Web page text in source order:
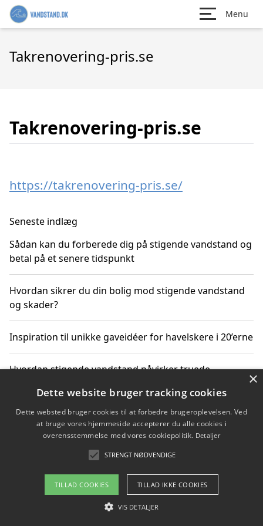
Menu
Takrenovering-pris.se
Takrenovering-pris.se
https://takrenovering-pris.se/
Seneste indlæg
Sådan kan du forberede dig på stigende vandstand og
betal på et senere tidspunkt
Hvordan sikrer du din bolig mod stigende vandstand
og skader?
Inspiration til unikke gaveidéer for havelskere i 20’erne
Hvordan stigende vandstand påvirker truede
Sådan vælger du de bedste vandrerygsække til
vandreture i Danmark
Copyright 2026 - Pilanto Aps
Om / kontakt
×
Dette website bruger tracking cookies
Dette websted bruger cookies til at forbedre brugeroplevelsen. Ved
at bruge vores hjemmeside accepterer du alle cookies i
overensstemmelse med vores cookiepolitik. Detaljer
STRENGT NØDVENDIGE
TILLAD COOKIES TILLAD IKKE COOKIES
VIS DETALJER